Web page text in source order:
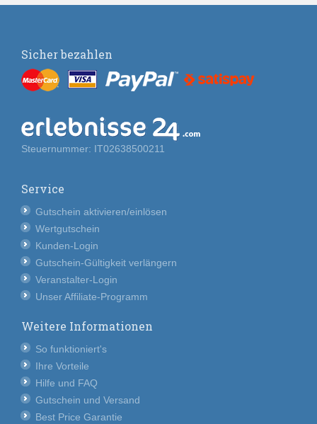
Sicher bezahlen
Steuernummer: IT02638500211
Service
Gutschein aktivieren/einlösen
Wertgutschein
Kunden-Login
Gutschein-Gültigkeit verlängern
Veranstalter-Login
Unser Affiliate-Programm
Weitere Informationen
So funktioniert's
Ihre Vorteile
Hilfe und FAQ
Gutschein und Versand
Best Price Garantie